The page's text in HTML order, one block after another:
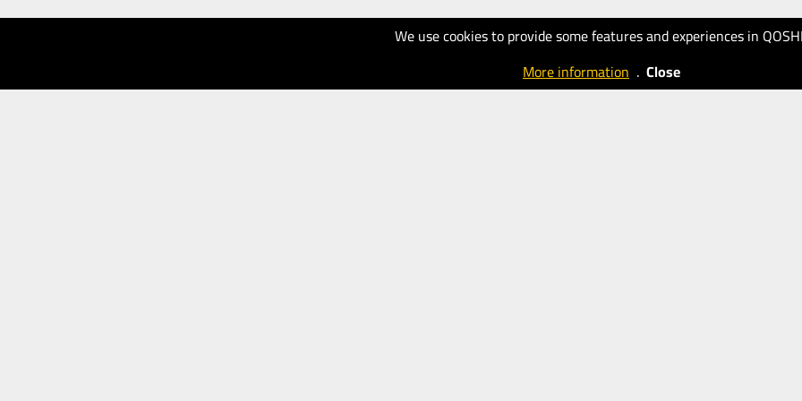
We use cookies to provide some features and experiences in
More information . Close